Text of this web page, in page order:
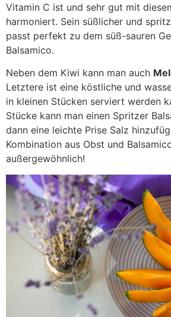
Vitamin C ist und sehr gut mit
harmoniert. Sein süßlicher und
passt perfekt zu dem süß-sauren
Balsamico.
Neben dem Kiwi kann man auch
Letztere ist eine köstliche und
in kleinen Stücken serviert werden
Stücke kann man einen Spritzer
dann eine leichte Prise Salz
Kombination aus Obst und
außergewöhnlich!